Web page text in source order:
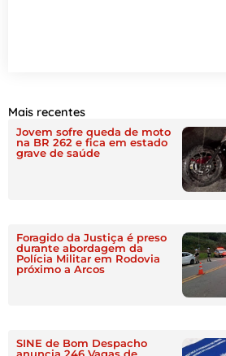
Mais recentes
Jovem sofre queda de moto
na BR 262 e fica em estado
grave de saúde
Foragido da Justiça é preso
durante abordagem da
Polícia Militar em Rodovia
próximo a Arcos
SINE de Bom Despacho
anuncia 246 Vagas de